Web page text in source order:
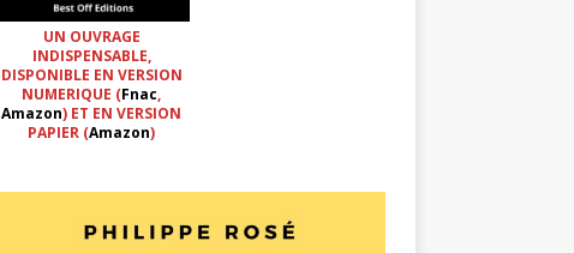
UN OUVRAGE
INDISPENSABLE,
DISPONIBLE EN VERSION
NUMERIQUE (Fnac,
Amazon) ET EN VERSION
PAPIER (Amazon)